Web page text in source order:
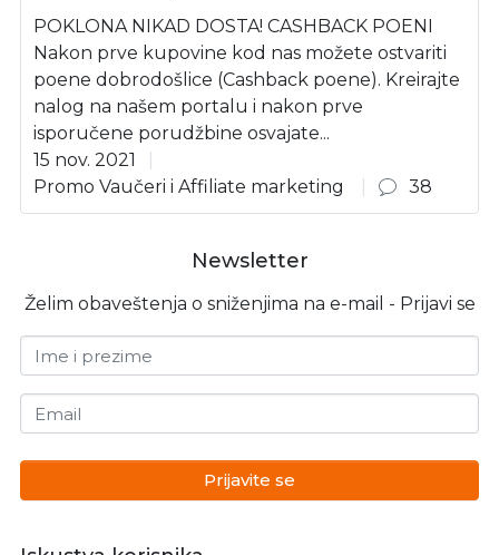
POKLONA NIKAD DOSTA! CASHBACK POENI
Nakon prve kupovine kod nas možete ostvariti
poene dobrodošlice (Cashback poene). Kreirajte
nalog na našem portalu i nakon prve
isporučene porudžbine osvajate...
15 nov. 2021
Promo Vaučeri i Affiliate marketing
38
Newsletter
Želim obaveštenja o sniženjima na e-mail - Prijavi se
Ime i prezime
Email
Prijavite se